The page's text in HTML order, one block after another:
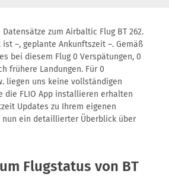
zum Airbaltic Flug BT 262.
–, geplante Ankunftszeit –. Gemäß
bei diesem Flug 0 Verspätungen, 0
frühere Landungen. Für 0
liegen uns keine vollständigen
die FLIO App installieren erhalten
Updates zu Ihrem eigenen
nun ein detaillierter Überblick über
Flugstatus von BT